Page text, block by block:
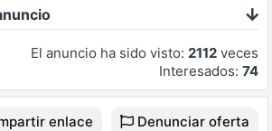
El anuncio ha sido visto: 2112 veces
Interesados: 74
enlace Denunciar oferta